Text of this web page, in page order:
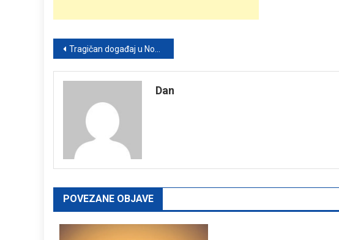
Post
navigation
Tragičan događaj u Novom Pazaru: Preminuo pripadnik Ministarstva unutrašnjih poslova
Dan
POVEZANE OBJAVE